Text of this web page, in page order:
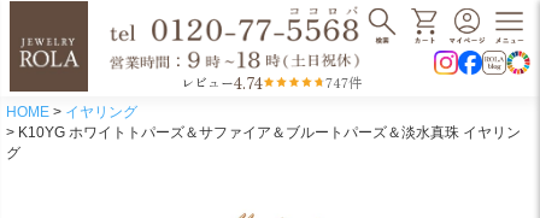
レビュー4.74 747件
HOME
イヤリング
K10YG ホワイトトパーズ＆サファイア＆ブルートパーズ＆淡水真珠 イヤリン
グ